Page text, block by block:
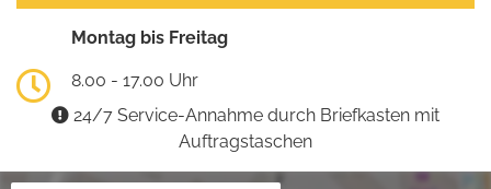
Montag bis Freitag
8.00 - 17.00 Uhr
24/7 Service-Annahme durch Briefkasten mit
Auftragstaschen